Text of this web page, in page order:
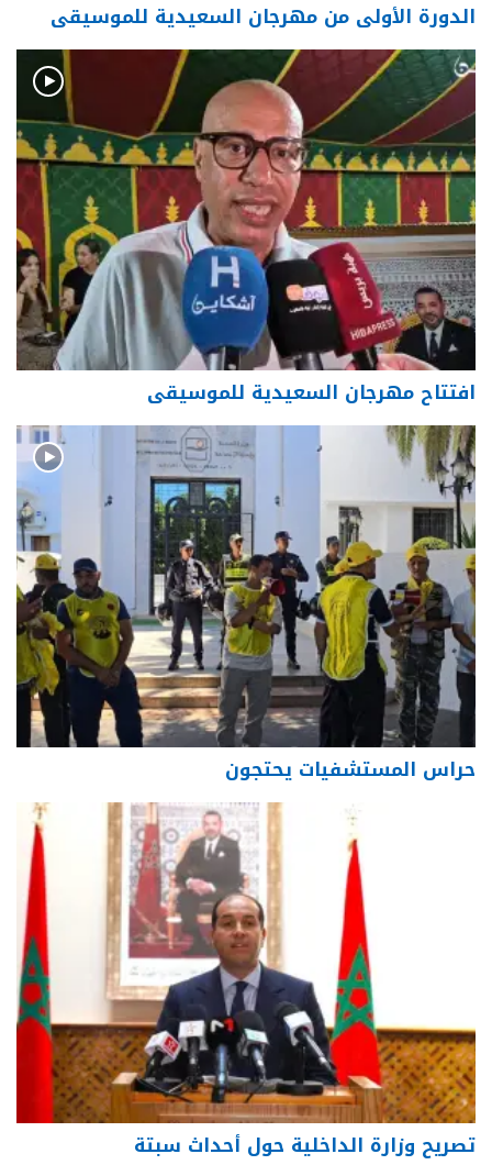
الدورة الأولى من مهرجان السعيدية للموسيقى
افتتاح مهرجان السعيدية للموسيقى
حراس المستشفيات يحتجون
تصريح وزارة الداخلية حول أحداث سبتة